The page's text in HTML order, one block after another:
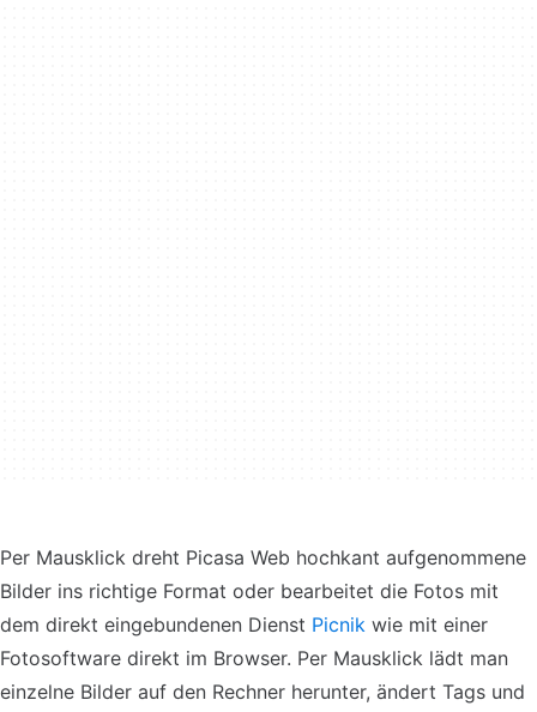
Per Mausklick dreht Picasa Web hochkant aufgenommene
Bilder ins richtige Format oder bearbeitet die Fotos mit
dem direkt eingebundenen Dienst Picnik wie mit einer
Fotosoftware direkt im Browser. Per Mausklick lädt man
einzelne Bilder auf den Rechner herunter, ändert Tags und